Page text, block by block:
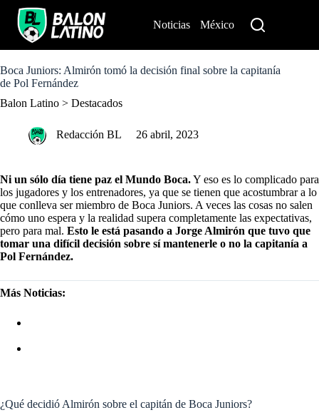
o
c
n
Noticias México
Boca Juniors: Almirón tomó la decisión final sobre la capitanía
de Pol Fernández
Balon Latino > Destacados
Redacción BL 26 abril, 2023
Ni un sólo día tiene paz el Mundo Boca.Y eso es lo complicado para
los jugadores y los entrenadores, ya que se tienen que acostumbrar a lo
que conlleva ser miembro de Boca Juniors. A veces las cosas no salen
cómo uno espera y la realidad supera completamente las expectativas,
pero para mal. Esto le está pasando a Jorge Almirón que tuvo que
tomar una difícil decisión sobre sí mantenerle o no la capitanía a
Pol Fernández.
Más Noticias:
¿Qué decidió Almirón sobre el capitán de Boca Juniors?